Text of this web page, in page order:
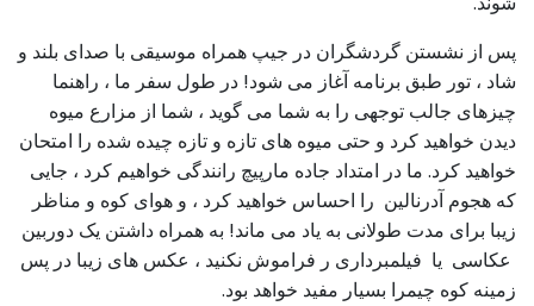
پس از نشستن گردشگران در جیپ همراه موسیقی با صدای بلند و
شاد ، تور طبق برنامه آغاز می شود! در طول سفر ما ، راهنما
چیزهای جالب توجهی را به شما می گوید ، شما از مزارع میوه
دیدن خواهید کرد و حتی میوه های تازه و تازه چیده شده را امتحان
خواهید کرد. ما در امتداد جاده مارپیچ رانندگی خواهیم کرد ، جایی
که هجوم آدرنالین را احساس خواهید کرد ، و هوای کوه و مناظر
زیبا برای مدت طولانی به یاد می ماند! به همراه داشتن یک دوربین
عکاسی یا فیلمبرداری ر فراموش نکنید ، عکس های زیبا در پس
زمینه کوه چیمرا بسیار مفید خواهد بود.